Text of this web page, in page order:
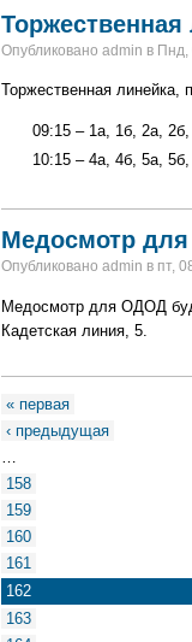
Торжественная
Опубликовано admin в
Торжественная линейка,
09:15 – 1а, 1б, 2а,
10:15 – 4а, 4б, 5а,
Медосмотр
Опубликовано admin в пт,
Медосмотр для ОДОД
Кадетская линия, 5.
« первая
‹ предыдущая
…
158
159
160
161
162
163